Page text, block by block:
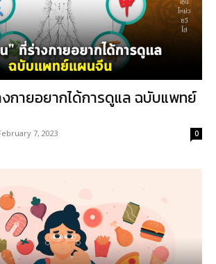
งกายอยากได้การดูแล ฉบับแพทย์
7, 2023 0